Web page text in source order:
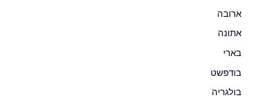
ארובה
אתונה
בארי
בודפשט
בולגריה